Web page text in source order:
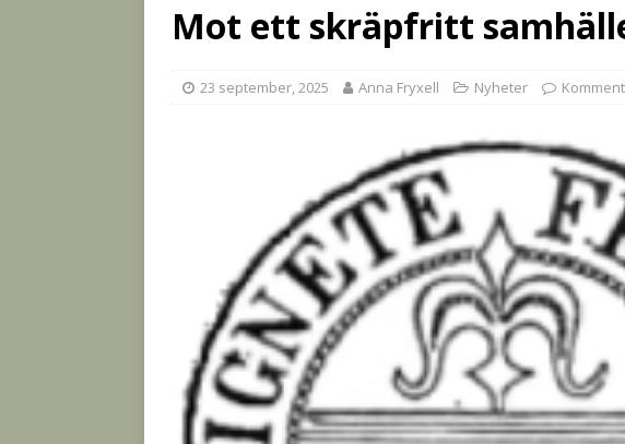
Mot ett skräpfritt
23 september, 2025 Anna Fryxell Nyheter